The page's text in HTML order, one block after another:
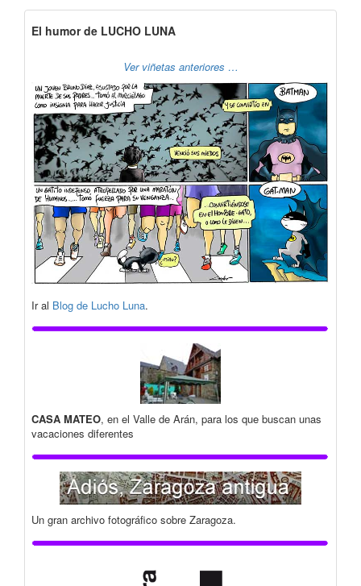
El humor de LUCHO LUNA
Ver viñetas anteriores …
Ir al Blog de Lucho Luna.
CASA MATEO, en el Valle de Arán, para los que buscan unas
vacaciones diferentes
Un gran archivo fotográfico sobre Zaragoza.